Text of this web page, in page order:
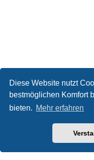
Diese Website nutzt
bestmöglichen Komfort
bieten. Mehr erfahren